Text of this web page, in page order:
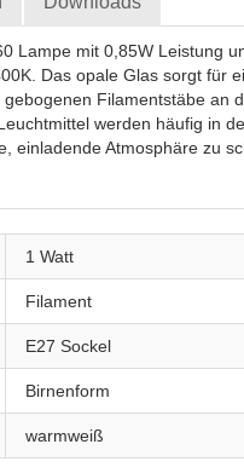
Lampe mit 0,85W Leistung
Das opale Glas sorgt für
Filamentstäbe an
werden häufig in
einladende Atmosphäre zu
1 Watt
Filament
E27 Sockel
Birnenform
warmweiß